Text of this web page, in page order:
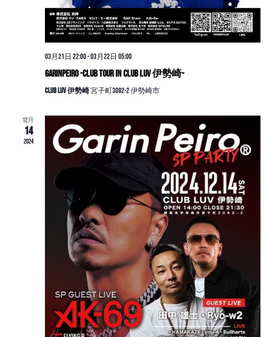
03月21日 22:00-03月22日 05:00
GarinPeiro -CLUB TOUR in CLUB LUV 伊勢崎-
CLUB LUV 伊勢崎宮子町3082-2 伊勢崎市
12月
14
2024